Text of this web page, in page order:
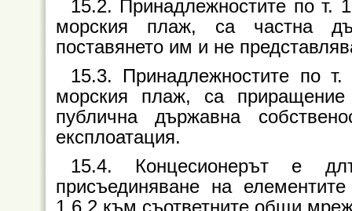
15.2. Принадлежностите по т.
морския плаж, са частна
поставянето им и не
15.3. Принадлежностите по
морския плаж, са
публична държавна
експлоатация.
15.4. Концесионерът е
присъединяване на
1.6.2 към съответните общи